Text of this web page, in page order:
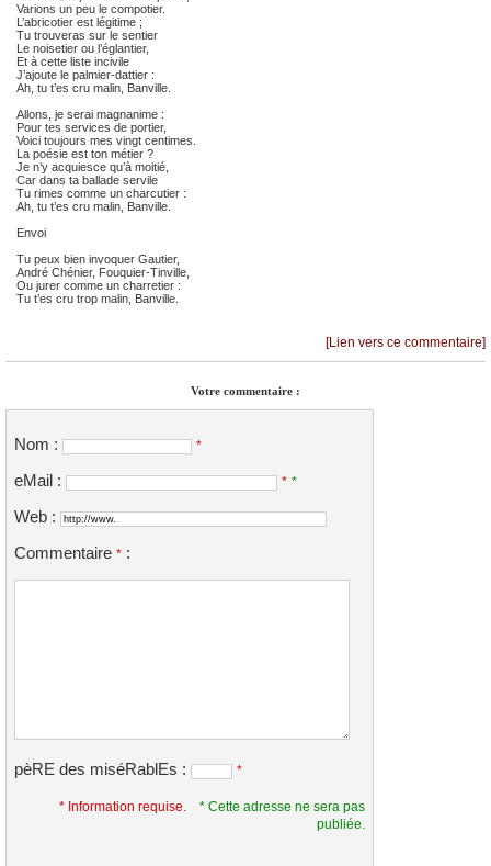
Varions un peu le compotier.
L’abricotier est légitime ;
Tu trouveras sur le sentier
Le noisetier ou l’églantier,
Et à cette liste incivile
J’ajoute le palmier-dattier :
Ah, tu t’es cru malin, Banville.
Allons, je serai magnanime :
Pour tes services de portier,
Voici toujours mes vingt centimes.
La poésie est ton métier ?
Je n’y acquiesce qu’à moitié,
Car dans ta ballade servile
Tu rimes comme un charcutier :
Ah, tu t’es cru malin, Banville.
Envoi
Tu peux bien invoquer Gautier,
André Chénier, Fouquier-Tinville,
Ou jurer comme un charretier :
Tu t’es cru trop malin, Banville.
[Lien vers ce commentaire]
Votre commentaire :
Nom : *
eMail : * *
Web :
Commentaire * :
pèRE des miséRablEs : *
* Information requise.
* Cette adresse ne sera pas
publiée.